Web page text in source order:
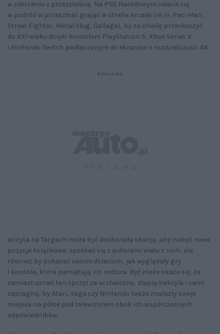
w zderzeniu z przeszłością. Na PGE Narodowym udacie się
w podróż w przeszłość grając w strefie Arcade (m.in. Pac-Man,
Street Fighter, Metal Slug, Gallaga), by za chwilę przeskoczyć
do XXI wieku dzięki konsolom PlayStation 5, Xbox Series X
i Nintendo Switch podłączonym do ekranów o rozdzielczości 4K.
Wizyta na Targach może być doskonałą okazją, aby nabyć nowe
pozycje książkowe, spotkać się z autorami wielu z nich, ale
również by pokazać swoim dzieciom, jak wyglądały gry
i konsole, które pamiętają ich rodzice. Być może okaże się, że
zamiast uznać ten sprzęt za archaiczny, złapią bakcyla i sami
zapragną, by Atari, Sega czy Nintendo także znalazły swoje
miejsce na półce pod telewizorem obok ich współczesnych
odpowiedników.